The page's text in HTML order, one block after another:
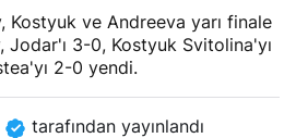
Kostyuk ve Andreeva yarı finale
Jodar'ı 3-0, Kostyuk Svitolina'yı
2-0 yendi.
tarafından yayınlandı